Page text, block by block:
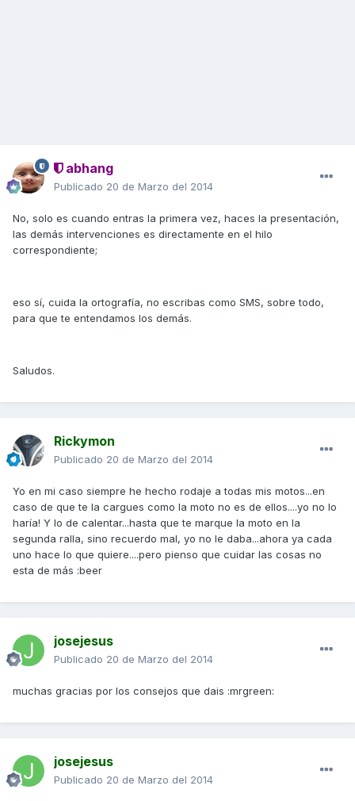
abhang
Publicado 20 de Marzo del 2014
No, solo es cuando entras la primera vez, haces la presentación,
las demás intervenciones es directamente en el hilo
correspondiente;
eso sí, cuida la ortografía, no escribas como SMS, sobre todo,
para que te entendamos los demás.
Saludos.
Rickymon
Publicado 20 de Marzo del 2014
Yo en mi caso siempre he hecho rodaje a todas mis motos...en
caso de que te la cargues como la moto no es de ellos....yo no lo
haría! Y lo de calentar...hasta que te marque la moto en la
segunda ralla, sino recuerdo mal, yo no le daba...ahora ya cada
uno hace lo que quiere....pero pienso que cuidar las cosas no
esta de más :beer
josejesus
Publicado 20 de Marzo del 2014
muchas gracias por los consejos que dais :mrgreen:
josejesus
Publicado 20 de Marzo del 2014